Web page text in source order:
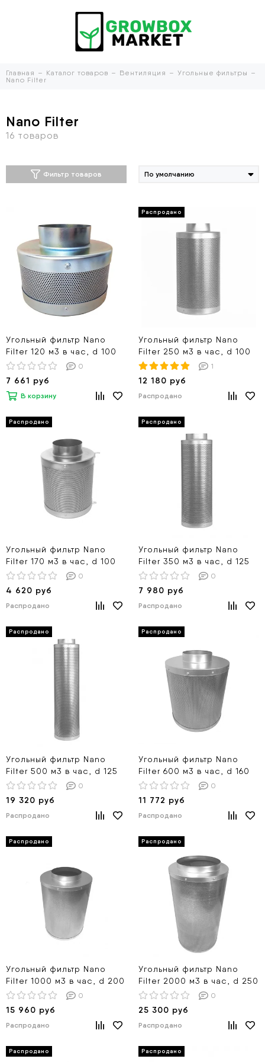
Главная Каталог товаров Вентиляция
Угольные фильтры
Nano Filter
Nano Filter
Фильтр товаров
Угольный фильтр Nano
Filter 120 м3 в час, d 100
0
7 661 руб
В корзину
Угольный фильтр Nano
Filter 250 м3 в час, d 100
1
12 180 руб
Распродано
Угольный фильтр Nano
Filter 170 м3 в час, d 100
0
4 620 руб
Распродано
Угольный фильтр Nano
Filter 350 м3 в час, d 125
0
7 980 руб
Распродано
Угольный фильтр Nano
Filter 500 м3 в час, d 125
0
19 320 руб
Распродано
Угольный фильтр Nano
Filter 600 м3 в час, d 160
0
11 772 руб
Распродано
Угольный фильтр Nano
Filter 1000 м3 в час, d 200
0
15 960 руб
Распродано
Угольный фильтр Nano
Filter 2000 м3 в час, d 250
0
25 300 руб
Распродано